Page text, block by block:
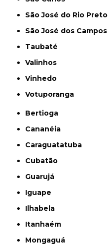
São José do Rio Preto
São José dos Campos
Taubaté
Valinhos
Vinhedo
Votuporanga
Bertioga
Cananéia
Caraguatatuba
Cubatão
Guarujá
Iguape
Ilhabela
Itanhaém
Mongaguá